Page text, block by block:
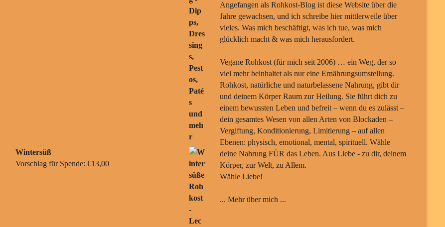
Wintersüß
Vorschlag für Spende: €13,00
Angefangen als Rohkost-Blog ist diese Website über die
Jahre gewachsen, und ich schreibe hier mittlerweile über
vieles. Was mich beschäftigt, was ich tue, was mich
glücklich macht & was mich herausfordert.
Vegane Rohkost (für mich seit 2006) … ein Weg, der so
viel mehr beinhaltet als nur eine Ernährungsumstellung.
Rohkost, natürliche und naturbelassene Nahrung, gibt dir
und deinem Körper Raum zur Heilung. Sie führt dich zu
einem bewussten Leben und befreit – wenn du es zulässt –
dein gesamtes Wesen von allen Arten von Blockaden –
Vergiftung, Konditionierung, Limitierung – auf allen
Ebenen: physisch, emotional, mental, spirituell. Wähle
deine Nahrung FÜR das Leben. Aus Liebe - zu dir, deinem
Körper, zur Welt, zu Allem.
Wähle Liebe!
... Mehr über mich ...